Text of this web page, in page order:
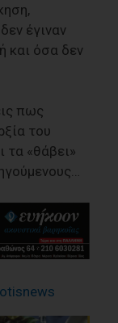
έγιναν
και όσα δεν
πως
του
τα «θάβει»